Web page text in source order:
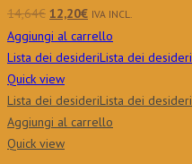
14,64€ Il
prezzo
originale
era:
14,64€.
12,20€Il
prezzo
attuale
12,20€.
IVA INCL.
Aggiungi al carrello
Lista dei desideriLista dei desideri
Quick view
Lista dei desideriLista dei desideri
Aggiungi al carrello
Quick view